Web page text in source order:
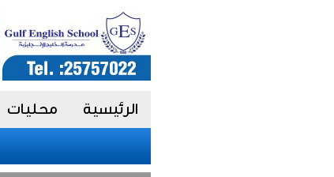
الرئيسية محليات